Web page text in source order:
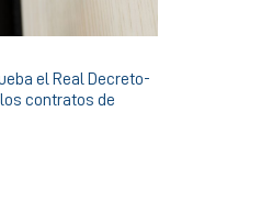
el Real Decreto-
contratos de